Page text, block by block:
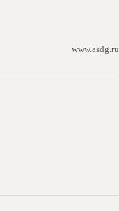
www.asdg.ru